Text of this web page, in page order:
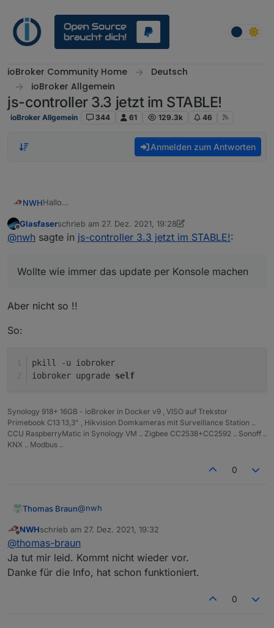
ioBroker Community Home
Deutsch
ioBroker Allgemein
js-controller 3.3 jetzt im STABLE!
ioBroker Allgemein 344 61 129.3k 46
Anmelden zum Antworten
NWHHallo
diesmal kommt diese Meldung.
Wer kann mir sagen warum ich nicht auf die Version
Offline
Glasfaserschrieb am 27. Dez. 2021, 19:28
zuletzt editiert von Glasfaser
@nwh sagte in js-controller 3.3 jetzt im STABLE!:
Wollte wie immer das update per Konsole machen
Aber nicht so !!
So:
pkill -u iobroker
iobroker upgrade self
Synology 918+ 16GB - ioBroker in Docker v9 , VISO auf Trekstor
Primebook C13 13,3" , Hikvision Domkameras mit Surveillance Station ..
CCU RaspberryMatic in Synology VM .. Zigbee CC2538+CC2592 .. Sonoff ..
KNX .. Modbus ..
0
Thomas Braun@nwh
Keine Screenshots aus der Konsole. Text als
Text in CodeTags posten.
Und auch keine Phantasie-Kommandos
verwenden.
Offline
NWHschrieb am 27. Dez. 2021, 19:32
zuletzt editiert von
@thomas-braun
Ja tut mir leid. Kommt nicht wieder vor.
Danke für die Info, hat schon funktioniert.
0